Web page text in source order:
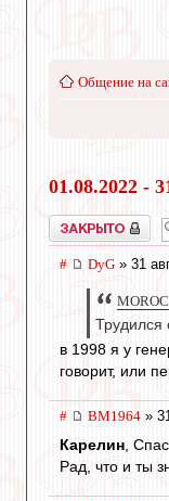
Общение на
01.08.2022 -
Закрыто
# DyG » 31
Трудился
в 1998 я у
говорит, или
# BM1964 »
Карелин ,
Рад, что и ты